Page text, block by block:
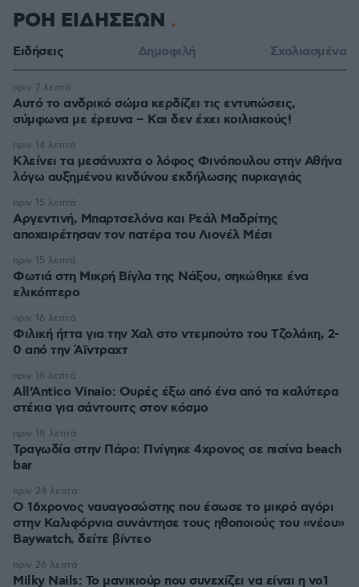
ΡΟΗ ΕΙΔΗΣΕΩΝ
Ειδήσεις Δημοφιλή Σχολιασμένα
Αυτό το ανδρικό σώμα κερδίζει τις εντυπώσεις,
σύμφωνα με έρευνα – Και δεν έχει κοιλιακούς!
πριν 7 λεπτά
Κλείνει τα μεσάνυχτα ο λόφος Φινόπουλου στην Αθήνα
λόγω αυξημένου κινδύνου εκδήλωσης πυρκαγιάς
πριν 14 λεπτά
Αργεντινή, Μπαρτσελόνα και Ρεάλ Μαδρίτης
αποχαιρέτησαν τον πατέρα του Λιονέλ Μέσι
πριν 15 λεπτά
Φωτιά στη Μικρή Βίγλα της Νάξου, σηκώθηκε ένα
ελικόπτερο
πριν 15 λεπτά
Φιλική ήττα για την Χαλ στο ντεμπούτο του Τζολάκη, 2-
0 από την Άϊντραχτ
πριν 16 λεπτά
All’Antico Vinaio: Ουρές έξω από ένα από τα καλύτερα
στέκια για σάντουιτς στον κόσμο
πριν 16 λεπτά
Τραγωδία στην Πάρο: Πνίγηκε 4χρονος σε πισίνα beach
bar
πριν 18 λεπτά
Ο 16χρονος ναυαγοσώστης που έσωσε το μικρό αγόρι
στην Καλιφόρνια συνάντησε τους ηθοποιούς του «νέου»
Baywatch, δείτε βίντεο
πριν 24 λεπτά
Milky Nails: Το μανικιούρ που συνεχίζει να είναι η νο1
πριν 26 λεπτά